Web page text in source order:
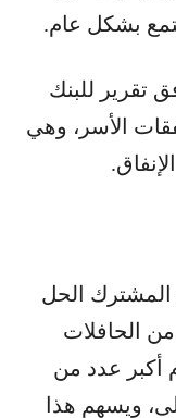
بشكل عام.
تقرير للبنك
نفقات الأسر، وهي
المشترك الحل
الحافلات
أكبر عدد من
ويسهم هذا